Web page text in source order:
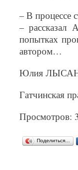
– В процессе
–
попытках
автором…
Юлия
Гатчинская
Просмотров:
Поделиться…